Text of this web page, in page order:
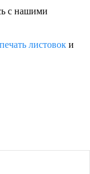
с нашими
печать листовок и